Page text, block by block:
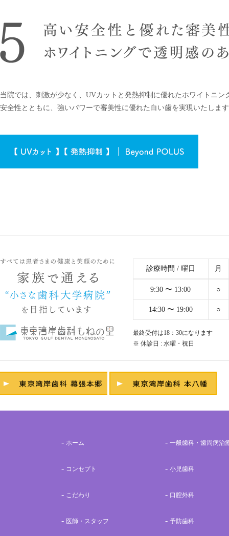
当院では、刺激が少なく、UVカットと発熱抑制に優れたホワイトニン
安全性とともに、強いパワーで審美性に優れた白い歯を実現いたしま
診療時間 / 曜日 月
9:30 〜 13:00 ○
14:30 〜 19:00 ○
最終受付は18：30になります
※ 休診日 : 水曜・祝日
ホーム
コンセプト
こだわり
医師・スタッフ
一般歯科・歯周病治
小児歯科
口腔外科
予防歯科